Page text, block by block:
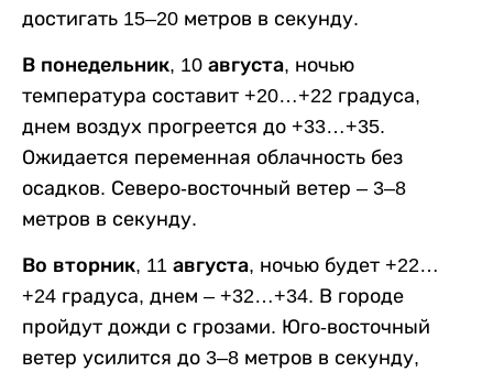
достигать 15–20 метров в секунду.
В понедельник, 10 августа, ночью
температура составит +20…+22 градуса,
днем воздух прогреется до +33…+35.
Ожидается переменная облачность без
осадков. Северо-восточный ветер – 3–8
метров в секунду.
Во вторник, 11 августа, ночью будет +22…
+24 градуса, днем – +32…+34. В городе
пройдут дожди с грозами. Юго-восточный
ветер усилится до 3–8 метров в секунду,